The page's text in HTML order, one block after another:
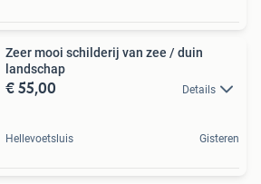
Zeer mooi schilderij van zee / duin
landschap
€ 55,00 Details
Hellevoetsluis Gisteren